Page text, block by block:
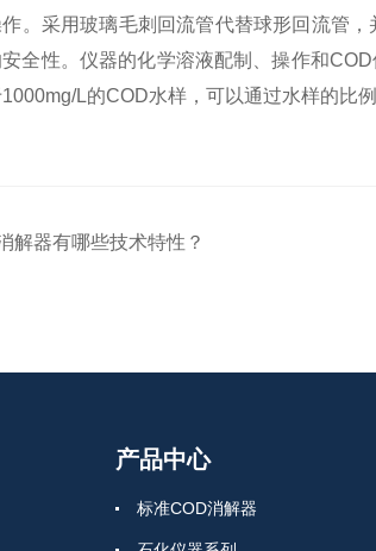
。采用玻璃毛刺回流管代替球形回流管
全性。仪器的化学溶液配制、操作和
L的COD水样，可以通过水样的比例
解器有哪些技术特性？
产品中心
标准COD消解器